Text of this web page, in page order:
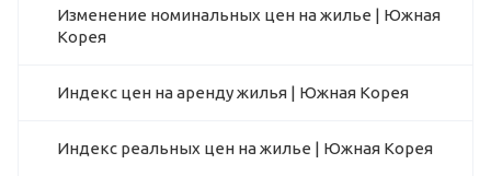
Изменение номинальных цен на жилье | Южная
Корея
Индекс цен на аренду жилья | Южная Корея
Индекс реальных цен на жилье | Южная Корея